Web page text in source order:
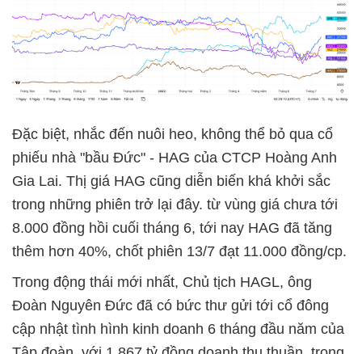
Đặc biệt, nhắc đến nuôi heo, không thể bỏ qua cổ
phiếu nhà "bầu Đức" - HAG của CTCP Hoàng Anh
Gia Lai. Thị giá HAG cũng diễn biến khá khởi sắc
trong những phiên trở lại đây. từ vùng giá chưa tới
8.000 đồng hồi cuối tháng 6, tới nay HAG đã tăng
thêm hơn 40%, chốt phiên 13/7 đạt 11.000 đồng/cp.
Trong động thái mới nhất, Chủ tịch HAGL, ông
Đoàn Nguyên Đức đã có bức thư gửi tới cổ đông
cập nhật tình hình kinh doanh 6 tháng đầu năm của